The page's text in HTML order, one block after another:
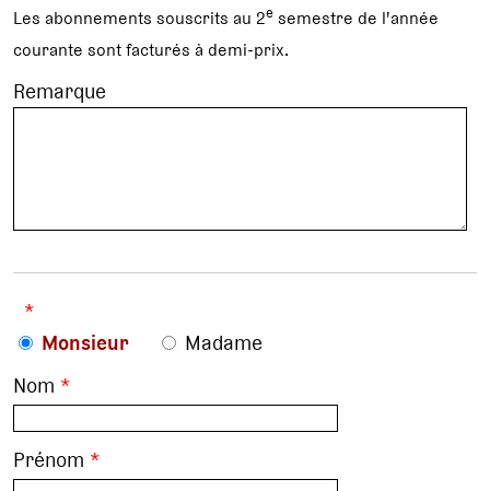
Les abonnements souscrits au 2e semestre de l'année
courante sont facturés à demi-prix.
Remarque
*
Monsieur
Madame
Nom *
Prénom *